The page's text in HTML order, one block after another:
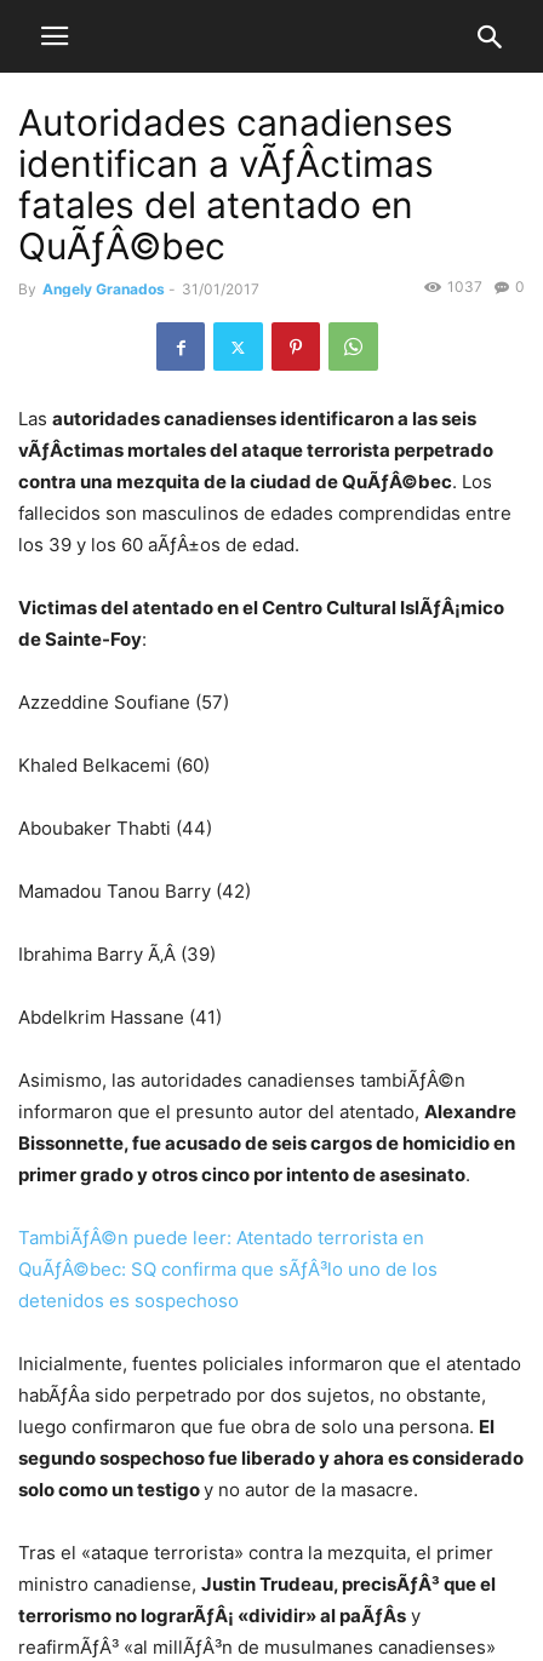
Autoridades canadienses
identifican a vÃƒÂ­ctimas
fatales del atentado en
QuÃƒÂ©bec
By Angely Granados - 31/01/2017 0
1037
Las autoridades canadienses identificaron a las seis
vÃƒÂ­ctimas mortales del ataque terrorista perpetrado
contra una mezquita de la ciudad de QuÃƒÂ©bec. Los
fallecidos son masculinos de edades comprendidas entre
los 39 y los 60 aÃƒÂ±os de edad.
Victimas del atentado en el Centro Cultural IslÃƒÂ¡mico
de Sainte-Foy:
Azzeddine Soufiane (57)
Khaled Belkacemi (60)
Aboubaker Thabti (44)
Mamadou Tanou Barry (42)
Ibrahima Barry Ã‚Â (39)
Abdelkrim Hassane (41)
Asimismo, las autoridades canadienses tambiÃƒÂ©n
informaron que el presunto autor del atentado, Alexandre
Bissonnette, fue acusado de seis cargos de homicidio en
primer grado y otros cinco por intento de asesinato.
TambiÃƒÂ©n puede leer: Atentado terrorista en
QuÃƒÂ©bec: SQ confirma que sÃƒÂ³lo uno de los
detenidos es sospechoso
Inicialmente, fuentes policiales informaron que el atentado
habÃƒÂ­a sido perpetrado por dos sujetos, no obstante,
luego confirmaron que fue obra de solo una persona. El
segundo sospechoso fue liberado y ahora es considerado
solo como un testigoy no autor de la masacre.
Tras el «ataque terrorista» contra la mezquita, el primer
ministro canadiense, Justin Trudeau, precisÃƒÂ³ que el
terrorismo no lograrÃƒÂ¡ «dividir» al paÃƒÂ­s y
reafirmÃƒÂ³ «al millÃƒÂ³n de musulmanes canadienses»